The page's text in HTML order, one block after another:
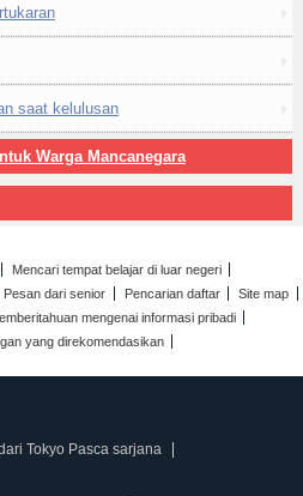
saat kelulusan
Warga Mancanegara
Mencari tempat belajar di luar negeri
Pesan dari senior Pencarian daftar
Site map
mengenai informasi pribadi
yang direkomendasikan
Tokyo Pasca sarjana